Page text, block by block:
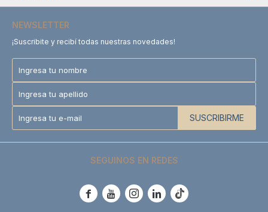
NEWSLETTER
¡Suscribite y recibí todas nuestras novedades!
SUSCRIBIRME
SEGUINOS EN REDES
    